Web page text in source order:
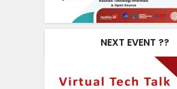
NEXT EVENT ??